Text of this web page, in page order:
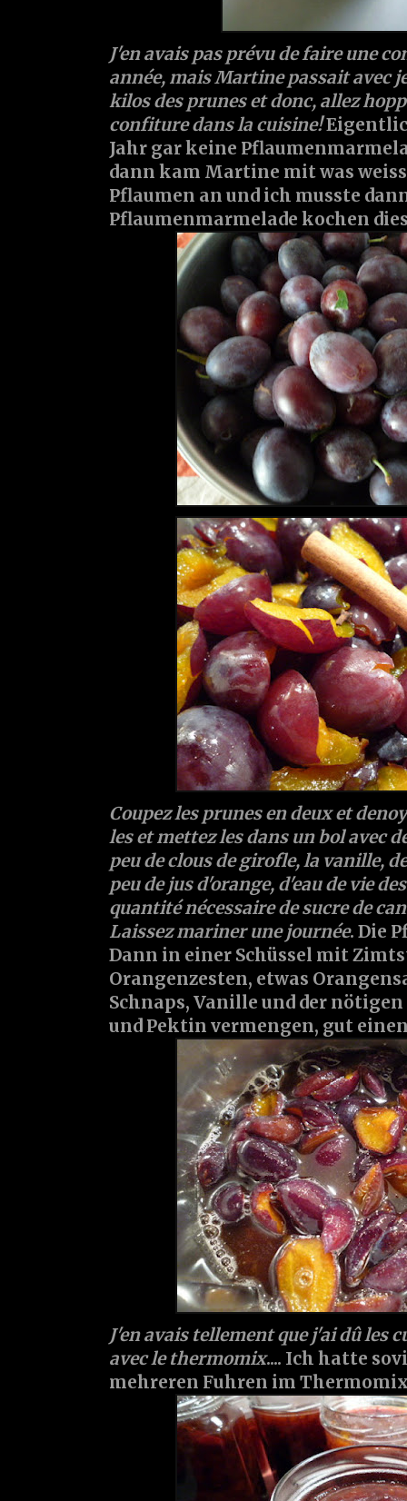
J'en avais pas prévu de faire une
année, mais Martine passait avec
kilos des prunes et donc, allez
confiture dans la cuisine!
Jahr gar keine
dann kam Martine mit was
Pflaumen an und ich musste
Pflaumenmarmelade kochen
Coupez les prunes en deux et
les et mettez les dans un bol avec
peu de clous de girofle, la vanille,
peu de jus d'orange, d'eau de vie
quantité nécessaire de sucre de
Laissez mariner une journée. Die
Dann in einer Schüssel mit
Orangenzesten, etwas
Schnaps, Vanille und der
und Pektin vermengen, gut
J'en avais tellement que j'ai dû les
avec le thermomix.... Ich hatte
mehreren Fuhren im